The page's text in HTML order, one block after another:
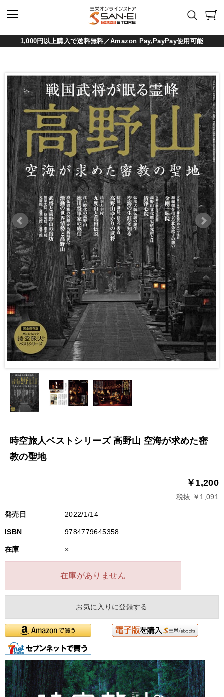
1,000円以上購入で送料無料／Amazon Pay,PayPay使用可能
時空旅人ベストシリーズ 高野山 空海が求めた密
教の聖地
￥1,200
税抜 ￥1,091
発売日 2022/1/14
ISBN 9784779645358
在庫 ×
在庫がありません
お気に入りに登録する